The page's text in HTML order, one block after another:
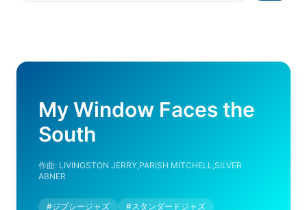
My Window Faces the
South
作曲: LIVINGSTON JERRY,PARISH MITCHELL,SILVER
ABNER
#ジプシージャズ #スタンダードジャズ